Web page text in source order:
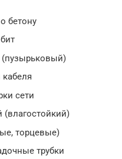
бетону
(пузырьковый)
сети
(влагостойкий)
торцевые)
трубки